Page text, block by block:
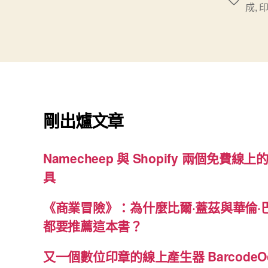
成,
剛出爐文章
Namecheep 與 Shopify 兩個免費線上
具
《商業冒險》：為什麼比爾·蓋茲與華倫
都要推薦這本書？
又一個數位印章的線上產生器